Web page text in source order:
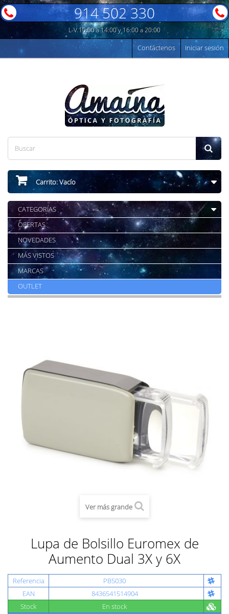
914 502 330
L-V 10:00 a 14:00 y 16:00 a 20:00
Iniciar sesión
Contáctenos
Carrito:Vacío
CATEGORÍAS
OFERTAS
NOVEDADES
MÁS VISTOS
MARCAS
OUTLET
Ver más grande
Lupa de Bolsillo Euromex de
Aumento Dual 3X y 6X
Referencia
PB5030
EAN
8436541514904
Stock
En stock